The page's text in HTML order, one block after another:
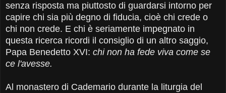
senza risposta ma piuttosto di guardarsi intorno per
capire chi sia più degno di fiducia, cioè chi crede o
chi non crede. E chi è seriamente impegnato in
questa ricerca ricordi il consiglio di un altro saggio,
Papa Benedetto XVI: chi non ha fede viva come se
ce l'avesse.
Al monastero di Cademario durante la liturgia del